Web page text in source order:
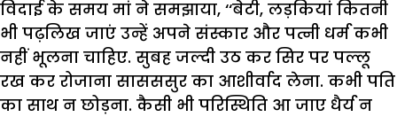
विदाई के समय मां ने समझाया, ‘‘बेटी, लड़कियां कितनी
भी पढ़लिख जाएं उन्हें अपने संस्कार और पत्नी धर्म कभी
नहीं भूलना चाहिए. सुबह जल्दी उठ कर सिर पर पल्लू
रख कर रोजाना सासससुर का आशीर्वाद लेना. कभी पति
का साथ न छोड़ना. कैसी भी परिस्थिति आ जाए धैर्य न